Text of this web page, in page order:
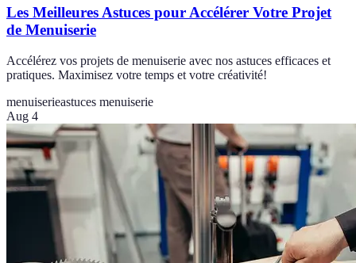
Les Meilleures Astuces pour Accélérer Votre Projet
de Menuiserie
Accélérez vos projets de menuiserie avec nos astuces efficaces et
pratiques. Maximisez votre temps et votre créativité!
menuiserieastuces menuiserie
Aug 4